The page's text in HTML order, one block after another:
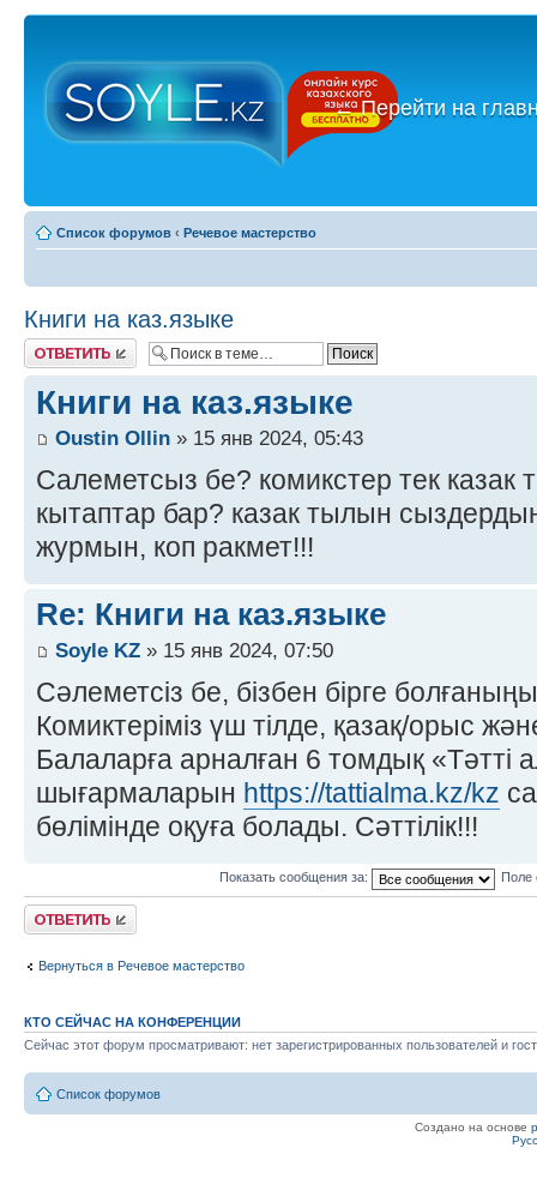
←Перейти на
Список форумов ‹ Речевое мастерство
Книги на каз.языке
Ответить
Книги на каз.языке
Oustin Ollin » 15 янв 2024, 05:43
Салеметсыз бе? комикстер тек
кытаптар бар? казак тылын
журмын, коп ракмет!!!
Re: Книги на каз.языке
Soyle KZ » 15 янв 2024, 07:50
Сәлеметсіз бе, бізбен бірге
Комиктеріміз үш тілде, қазақ/орыс
Балаларға арналған 6 томдық
шығармаларын https://tattialma.kz/kz
бөлімінде оқуға болады. Сәттілік!!!
Показать сообщения за: Поле
Ответить
Вернуться в Речевое мастерство
КТО СЕЙЧАС НА КОНФЕРЕНЦИИ
Сейчас этот форум просматривают: нет зарегистрированных пользователей и
Список форумов
Создано на основе